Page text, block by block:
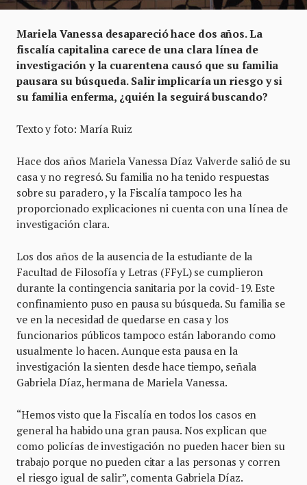
Mariela Vanessa desapareció hace dos años. La
fiscalía capitalina carece de una clara línea de
investigación y la cuarentena causó que su familia
pausara su búsqueda. Salir implicaría un riesgo y si
su familia enferma, ¿quién la seguirá buscando?
Texto y foto: María Ruiz
Hace dos años Mariela Vanessa Díaz Valverde salió de su
casa y no regresó. Su familia no ha tenido respuestas
sobre su paradero , y la Fiscalía tampoco les ha
proporcionado explicaciones ni cuenta con una línea de
investigación clara.
Los dos años de la ausencia de la estudiante de la
Facultad de Filosofía y Letras (FFyL) se cumplieron
durante la contingencia sanitaria por la covid-19. Este
confinamiento puso en pausa su búsqueda. Su familia se
ve en la necesidad de quedarse en casa y los
funcionarios públicos tampoco están laborando como
usualmente lo hacen. Aunque esta pausa en la
investigación la sienten desde hace tiempo, señala
Gabriela Díaz, hermana de Mariela Vanessa.
“Hemos visto que la Fiscalía en todos los casos en
general ha habido una gran pausa. Nos explican que
como policías de investigación no pueden hacer bien su
trabajo porque no pueden citar a las personas y corren
el riesgo igual de salir”, comenta Gabriela Díaz.